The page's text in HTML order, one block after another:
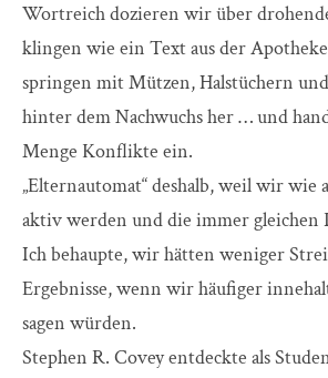
Wortreich dozieren wir über
klingen wie ein Text aus der
springen mit Mützen, Halstüchern und
hinter dem Nachwuchs her … und
Menge Konflikte ein.
„Elternautomat“ deshalb, weil wir wie
aktiv werden und die immer gleichen
Ich behaupte, wir hätten weniger
Ergebnisse, wenn wir häufiger
sagen würden.
Stephen R. Covey entdeckte als